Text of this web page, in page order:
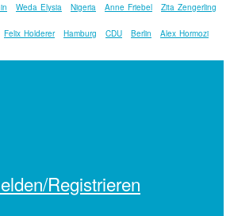
Weda Elysia Nigeria Anne Friebel Zita Zengerling
Felix Holderer Hamburg CDU Berlin Alex Hormozi
Registrieren